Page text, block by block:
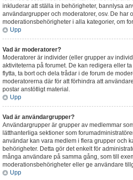
inkluderar att ställa in behörigheter, bannlysa
användargrupper och moderatorer, osv. De har
moderationsbehörigheter i alla kategorier, om
Upp
Vad är moderatorer?
Moderatorer är individer (eller grupper av
aktiviteterna på forumet. De kan redigera eller
flytta, ta bort och dela trådar i de forum de
moderatorerna där för att förhindra att
postar anstötligt material.
Upp
Vad är användargrupper?
Användargrupper är grupper av medlemmar
lätthanterliga sektioner som
användar kan vara medlem i flera grupper och
behörigheter. Detta gör det enkelt för
många användare på samma gång, som till
moderationsbehörigheter eller ge användare
Upp